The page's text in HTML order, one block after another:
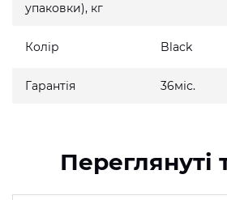
упаковки), кг
Колір Black
Гарантія 36міс.
Переглянуті